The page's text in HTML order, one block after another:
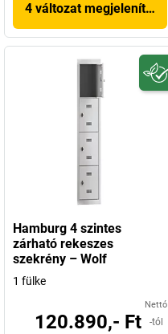
4 változat megjelenítése
Hamburg 4 szintes
zárható rekeszes
szekrény – Wolf
1 fülke
Nettó
120.890,- Ft -tól